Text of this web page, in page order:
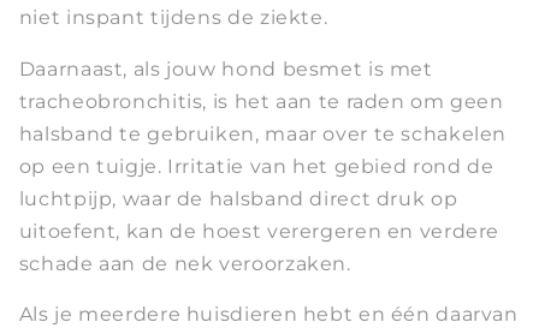
niet inspant tijdens de ziekte.
Daarnaast, als jouw hond besmet is met
tracheobronchitis, is het aan te raden om geen
halsband te gebruiken, maar over te schakelen
op een tuigje. Irritatie van het gebied rond de
luchtpijp, waar de halsband direct druk op
uitoefent, kan de hoest verergeren en verdere
schade aan de nek veroorzaken.
Als je meerdere huisdieren hebt en één daarvan